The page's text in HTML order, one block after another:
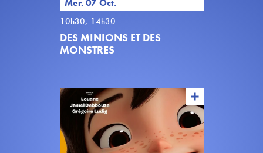
Mer. 07 Oct.
10h30, 14h30
DES MINIONS ET DES
MONSTRES